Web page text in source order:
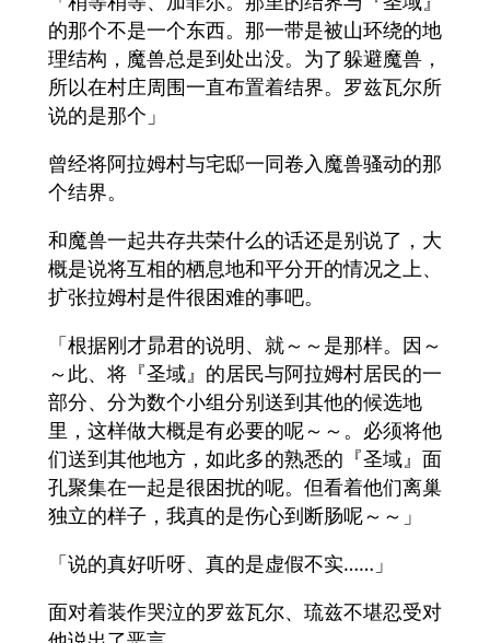
的那个不是一个东西。那一带是被山环绕的地
理结构，魔兽总是到处出没。为了躲避魔兽，
所以在村庄周围一直布置着结界。罗兹瓦尔所
说的是那个」
曾经将阿拉姆村与宅邸一同卷入魔兽骚动的那
个结界。
和魔兽一起共存共荣什么的话还是别说了，大
概是说将互相的栖息地和平分开的情况之上、
扩张拉姆村是件很困难的事吧。
「根据刚才昴君的说明、就～～是那样。因～
～此、将『圣域』的居民与阿拉姆村居民的一
部分、分为数个小组分别送到其他的候选地
里，这样做大概是有必要的呢～～。必须将他
们送到其他地方，如此多的熟悉的『圣域』面
孔聚集在一起是很困扰的呢。但看着他们离巢
独立的样子，我真的是伤心到断肠呢～～」
「说的真好听呀、真的是虚假不实……」
面对着装作哭泣的罗兹瓦尔、琉兹不堪忍受对